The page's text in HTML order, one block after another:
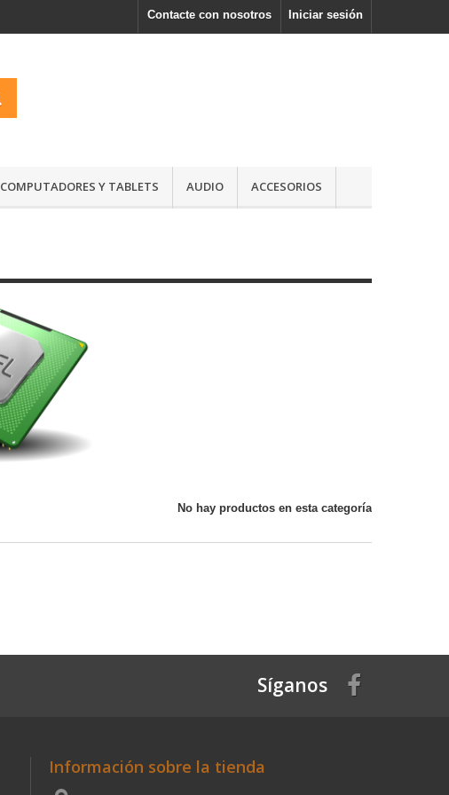
Iniciar sesión
Contacte con nosotros
COMPUTADORES Y TABLETS AUDIO ACCESORIOS
No hay productos en esta categoría
Síganos
Información sobre la tienda